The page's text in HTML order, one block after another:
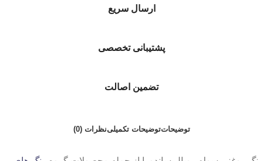
ارسال سریع
پشتیبانی تخصصی
تضمین اصالت
توضیحاتتوضیحات تکمیلینظرات (0)